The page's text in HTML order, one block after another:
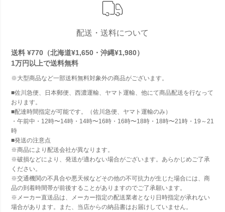
配送・送料について
送料 ¥770（北海道¥1,650・沖縄¥1,980）
1万円以上で送料無料
※大型商品など一部送料無料対象外の商品がございます。
■佐川急便、日本郵便、西濃運輸、ヤマト運輸、他にて商品配送を行なって
おります。
■配達時間指定が可能です。（佐川急便、ヤマト運輸のみ）
・午前中・12時〜14時・14時〜16時・16時〜18時・18時〜21時・19～21
時
■発送の注意点
※商品により配送会社が異なります。
※破損などにより、発送が適わない場合がございます。あらかじめご了承
ください。
※交通機関の不具合や悪天候などその他の不可抗力が生じた場合には、商
品の到着時間帯が前後することがありますのでご了承願います。
※メーカー直送品は、メーカー指定の配送業者となり日時指定が承れない
場合があります。また、当店からの納品書はお届けしていません。